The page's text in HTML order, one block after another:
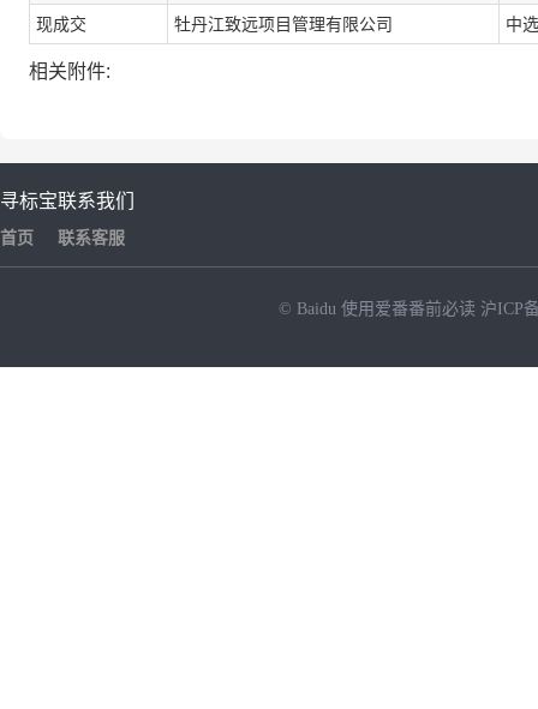
现成交 牡丹江致远项目管理有限公司 中选
相关附件:
寻标宝
首页
联系我们
联系客服
© Baidu 使用爱番番前必读 沪ICP